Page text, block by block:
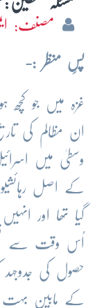
مصنف:
پسِ منظر :-
غزہ میں جو
وسطیٰ میں
کے اصل
گیا تھا اور
اُس وقت سے
حصول کی
کے مابین بہت